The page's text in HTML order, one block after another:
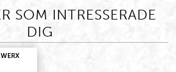
SOM INTRESSERADE
DIG